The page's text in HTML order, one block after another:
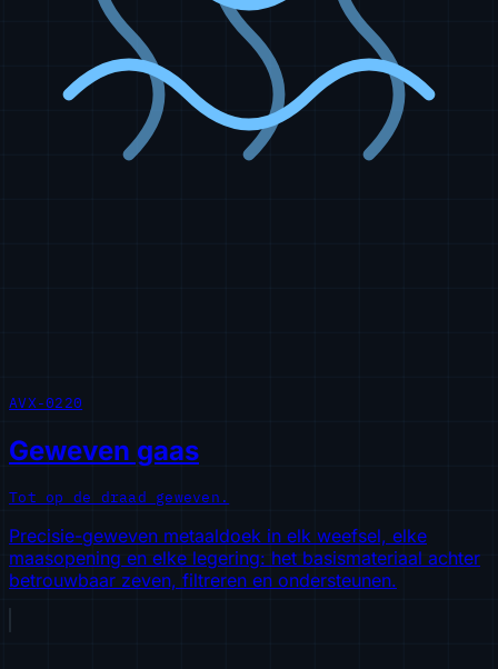
AVX-0220
Geweven gaas
Tot op de draad geweven.
Precisie-geweven metaaldoek in elk weefsel, elke
maasopening en elke legering: het basismateriaal achter
betrouwbaar zeven, filtreren en ondersteunen.